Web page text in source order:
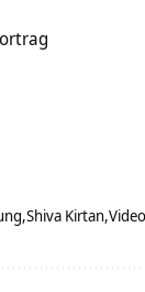
Shiva Kirtan Video